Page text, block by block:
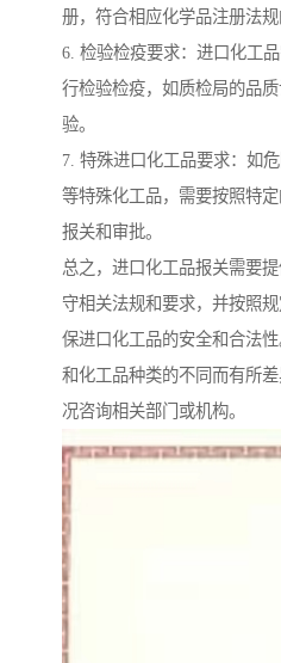
册，符合相应化学品注册法规
6. 检验检疫要求：进口化工
行检验检疫，如质检局的品
验。
7. 特殊进口化工品要求：如
等特殊化工品，需要按照特定
报关和审批。
总之，进口化工品报关需要
守相关法规和要求，并按照
保进口化工品的安全和合法
和化工品种类的不同而有所
况咨询相关部门或机构。